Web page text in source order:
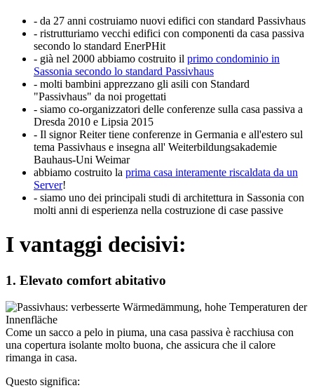
- da 27 anni costruiamo nuovi edifici con standard Passivhaus
- ristrutturiamo vecchi edifici con componenti da casa passiva
secondo lo standard EnerPHit
- già nel 2000 abbiamo costruito il primo condominio in
Sassonia secondo lo standard Passivhaus
- molti bambini apprezzano gli asili con Standard
"Passivhaus" da noi progettati
- siamo co-organizzatori delle conferenze sulla casa passiva a
Dresda 2010 e Lipsia 2015
- Il signor Reiter tiene conferenze in Germania e all'estero sul
tema Passivhaus e insegna all' Weiterbildungsakademie
Bauhaus-Uni Weimar
abbiamo costruito la prima casa interamente riscaldata da un
Server!
- siamo uno dei principali studi di architettura in Sassonia con
molti anni di esperienza nella costruzione di case passive
I vantaggi decisivi:
1. Elevato comfort abitativo
Come un sacco a pelo in piuma, una casa passiva è racchiusa con
una copertura isolante molto buona, che assicura che il calore
rimanga in casa.
Questo significa: